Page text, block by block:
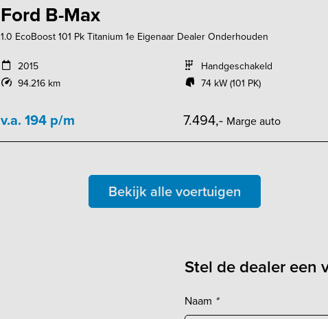
Ford B-Max
1.0 EcoBoost 101 Pk Titanium 1e Eigenaar Dealer Onderhouden
2015
94.216 km
Handgeschakeld
74 kW (101 PK)
v.a. 194 p/m 7.494,- Marge auto
Bekijk alle voertuigen
Stel de dealer een
Naam *